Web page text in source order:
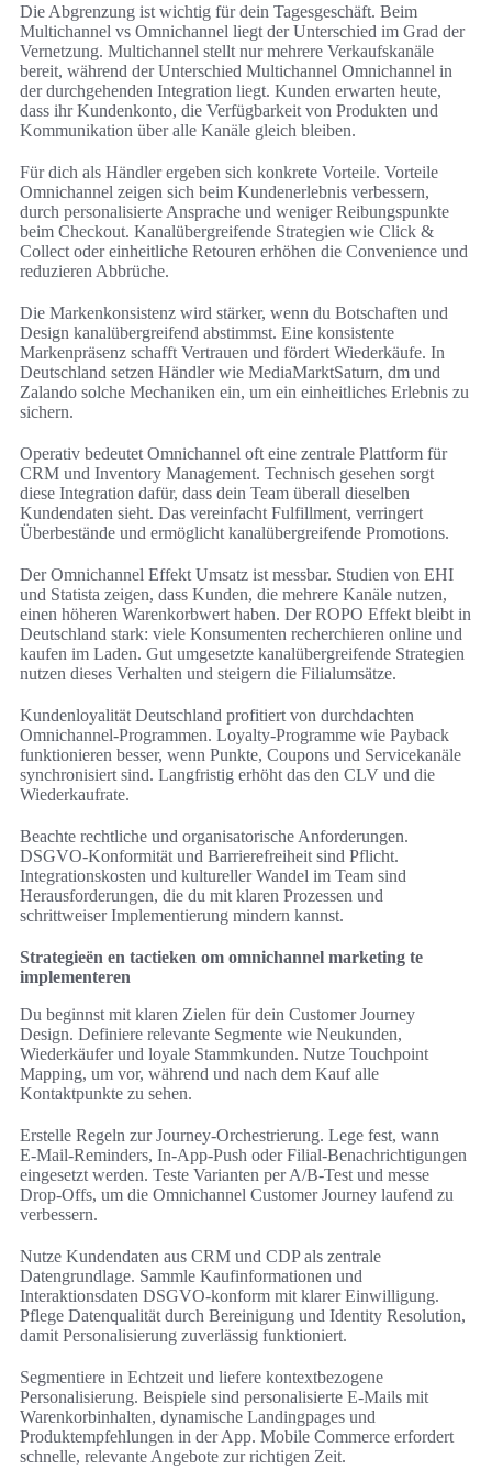
Die Abgrenzung ist wichtig für dein Tagesgeschäft. Beim
Multichannel vs Omnichannel liegt der Unterschied im Grad der
Vernetzung. Multichannel stellt nur mehrere Verkaufskanäle
bereit, während der Unterschied Multichannel Omnichannel in
der durchgehenden Integration liegt. Kunden erwarten heute,
dass ihr Kundenkonto, die Verfügbarkeit von Produkten und
Kommunikation über alle Kanäle gleich bleiben.
Für dich als Händler ergeben sich konkrete Vorteile. Vorteile
Omnichannel zeigen sich beim Kundenerlebnis verbessern,
durch personalisierte Ansprache und weniger Reibungspunkte
beim Checkout. Kanalübergreifende Strategien wie Click &
Collect oder einheitliche Retouren erhöhen die Convenience und
reduzieren Abbrüche.
Die Markenkonsistenz wird stärker, wenn du Botschaften und
Design kanalübergreifend abstimmst. Eine konsistente
Markenpräsenz schafft Vertrauen und fördert Wiederkäufe. In
Deutschland setzen Händler wie MediaMarktSaturn, dm und
Zalando solche Mechaniken ein, um ein einheitliches Erlebnis zu
sichern.
Operativ bedeutet Omnichannel oft eine zentrale Plattform für
CRM und Inventory Management. Technisch gesehen sorgt
diese Integration dafür, dass dein Team überall dieselben
Kundendaten sieht. Das vereinfacht Fulfillment, verringert
Überbestände und ermöglicht kanalübergreifende Promotions.
Der Omnichannel Effekt Umsatz ist messbar. Studien von EHI
und Statista zeigen, dass Kunden, die mehrere Kanäle nutzen,
einen höheren Warenkorbwert haben. Der ROPO Effekt bleibt in
Deutschland stark: viele Konsumenten recherchieren online und
kaufen im Laden. Gut umgesetzte kanalübergreifende Strategien
nutzen dieses Verhalten und steigern die Filialumsätze.
Kundenloyalität Deutschland profitiert von durchdachten
Omnichannel‑Programmen. Loyalty‑Programme wie Payback
funktionieren besser, wenn Punkte, Coupons und Servicekanäle
synchronisiert sind. Langfristig erhöht das den CLV und die
Wiederkaufrate.
Beachte rechtliche und organisatorische Anforderungen.
DSGVO‑Konformität und Barrierefreiheit sind Pflicht.
Integrationskosten und kultureller Wandel im Team sind
Herausforderungen, die du mit klaren Prozessen und
schrittweiser Implementierung mindern kannst.
Strategieën en tactieken om omnichannel marketing te
implementeren
Du beginnst mit klaren Zielen für dein Customer Journey
Design. Definiere relevante Segmente wie Neukunden,
Wiederkäufer und loyale Stammkunden. Nutze Touchpoint
Mapping, um vor, während und nach dem Kauf alle
Kontaktpunkte zu sehen.
Erstelle Regeln zur Journey‑Orchestrierung. Lege fest, wann
E‑Mail‑Reminders, In‑App‑Push oder Filial‑Benachrichtigungen
eingesetzt werden. Teste Varianten per A/B‑Test und messe
Drop‑Offs, um die Omnichannel Customer Journey laufend zu
verbessern.
Nutze Kundendaten aus CRM und CDP als zentrale
Datengrundlage. Sammle Kaufinformationen und
Interaktionsdaten DSGVO‑konform mit klarer Einwilligung.
Pflege Datenqualität durch Bereinigung und Identity Resolution,
damit Personalisierung zuverlässig funktioniert.
Segmentiere in Echtzeit und liefere kontextbezogene
Personalisierung. Beispiele sind personalisierte E‑Mails mit
Warenkorbinhalten, dynamische Landingpages und
Produktempfehlungen in der App. Mobile Commerce erfordert
schnelle, relevante Angebote zur richtigen Zeit.